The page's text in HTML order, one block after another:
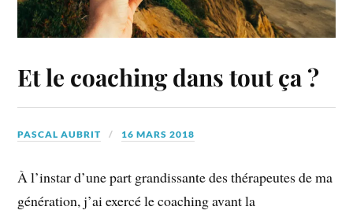
Et le coaching dans tout ça ?
PASCAL AUBRIT 16 MARS 2018
À l’instar d’une part grandissante des thérapeutes de ma
génération, j’ai exercé le coaching avant la